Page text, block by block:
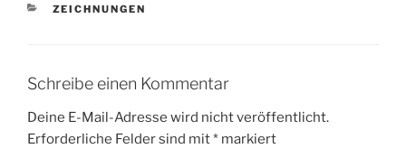
KATEGORIEN
ZEICHNUNGEN
Schreibe einen Kommentar
Deine E-Mail-Adresse wird nicht veröffentlicht.
Erforderliche Felder sind mit* markiert